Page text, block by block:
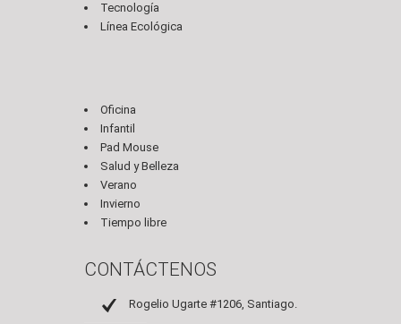
Tecnología
Línea Ecológica
Oficina
Infantil
Pad Mouse
Salud y Belleza
Verano
Invierno
Tiempo libre
CONTÁCTENOS
Rogelio Ugarte #1206, Santiago.